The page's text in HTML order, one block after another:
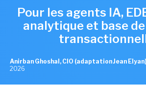
Pour les agents IA,
analytique et base
Anirban Ghoshal, CIO (adaptation Jean Elyan)
2026